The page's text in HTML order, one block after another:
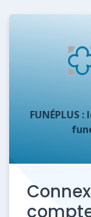
FUNÉPLUS